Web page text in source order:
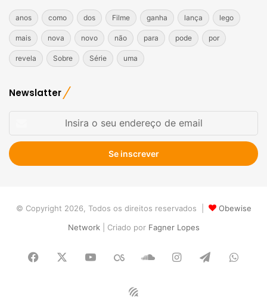
anos como dos Filme ganha lança lego
mais nova novo não para pode por
revela Sobre Série uma
Newslatter
seu
endereço
de
© Copyright 2026, Todos os direitos reservados |
Obewise
Network| Criado porFagner Lopes
Facebook YouTubeLast.FMSoundCloud
Instagram
Telegram
Obewise